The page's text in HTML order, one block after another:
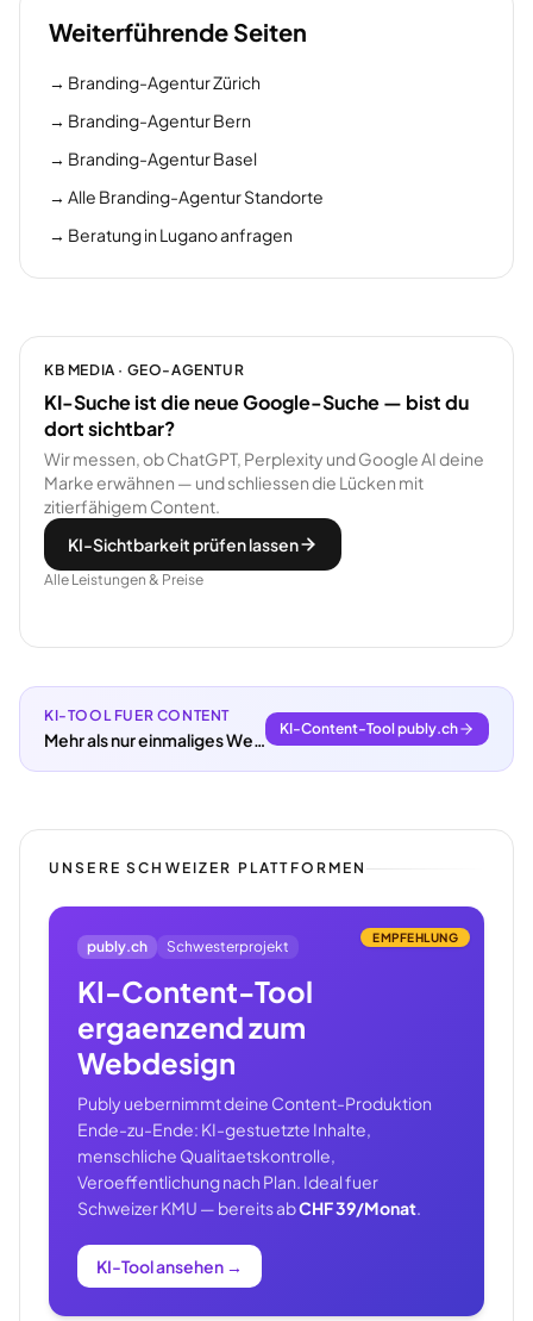
Weiterführende Seiten
→ Branding-Agentur Zürich
→ Branding-Agentur Bern
→ Branding-Agentur Basel
→ Alle Branding-Agentur Standorte
→ Beratung in Lugano anfragen
KB MEDIA · GEO-AGENTUR
KI-Suche ist die neue Google-Suche — bist du
dort sichtbar?
Wir messen, ob ChatGPT, Perplexity und Google AI deine
Marke erwähnen — und schliessen die Lücken mit
zitierfähigem Content.
KI-Sichtbarkeit prüfen lassen
Alle Leistungen & Preise
KI-TOOL FUER CONTENT
Mehr als nur einmaliges Webdesign.
KI-Content-Tool publy.ch
UNSERE SCHWEIZER PLATTFORMEN
EMPFEHLUNG
publy.ch Schwesterprojekt
KI-Content-Tool
ergaenzend zum
Webdesign
Publy uebernimmt deine Content-Produktion
Ende-zu-Ende: KI-gestuetzte Inhalte,
menschliche Qualitaetskontrolle,
Veroeffentlichung nach Plan. Ideal fuer
Schweizer KMU — bereits abCHF 39/Monat.
KI-Tool ansehen →